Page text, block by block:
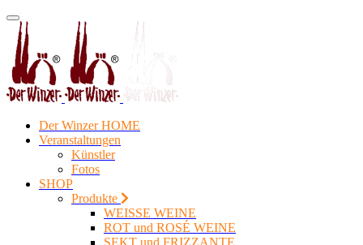
Der Winzer HOME
Veranstaltungen
Künstler
Fotos
SHOP
Produkte
WEISSE WEINE
ROT und ROSÉ WEINE
SEKT und FRIZZANTE